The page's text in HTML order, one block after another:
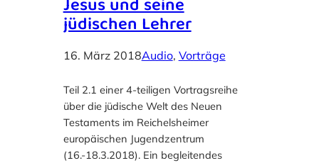
Jesus und seine
jüdischen Lehrer
16. März 2018Audio, Vorträge
Teil 2.1 einer 4-teiligen Vortragsreihe
über die jüdische Welt des Neuen
Testaments im Reichelsheimer
europäischen Jugendzentrum
(16.-18.3.2018). Ein begleitendes